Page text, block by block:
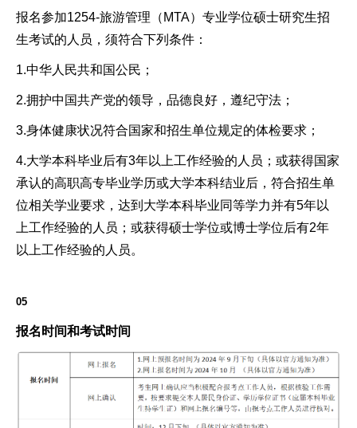
报名参加1254-旅游管理（MTA）专业学位硕士研究生招
生考试的人员，须符合下列条件：
1.中华人民共和国公民；
2.拥护中国共产党的领导，品德良好，遵纪守法；
3.身体健康状况符合国家和招生单位规定的体检要求；
4.大学本科毕业后有3年以上工作经验的人员；或获得国家
承认的高职高专毕业学历或大学本科结业后，符合招生单
位相关学业要求，达到大学本科毕业同等学力并有5年以
上工作经验的人员；或获得硕士学位或博士学位后有2年
以上工作经验的人员。
05
报名时间和考试时间